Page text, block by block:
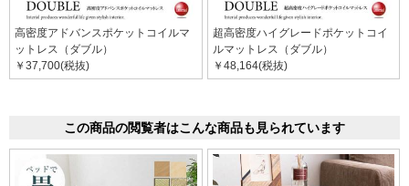
高密度アドバンスポケットコイルマ
ットレス（ダブル）
￥37,700(税抜)
超高密度ハイグレードポケットコイ
ルマットレス（ダブル）
￥48,164(税抜)
この商品の閲覧者はこんな商品も見られています